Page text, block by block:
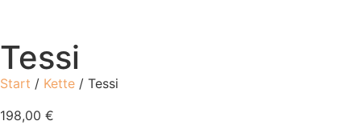
Tessi
Start / Kette / Tessi
198,00 €